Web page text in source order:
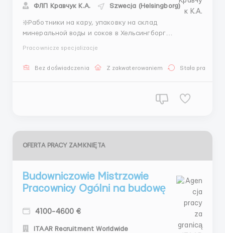
ФЛП Кравчук К.А. Szwecja (Helsingborg)
❇️Работники на кару, упаковку на склад
минеральной воды и соков в Хельсингборг
минеральной воды, соков, пива по складу
Pracownicze specjalizacje
Bez doświadczenia Z zakwaterowaniem Stała praca
OFERTA PRACY ZAMKNIĘTA
Budowniczowie Mistrzowie
Pracownicy Ogólni na budowę
4100-4600 €
ITAAR Recruitment Worldwide